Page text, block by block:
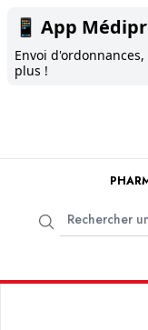
📱 App
Envoi
plus !